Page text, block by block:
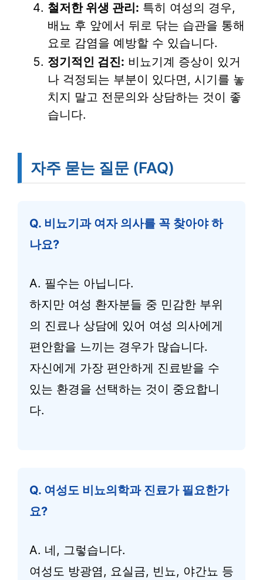
철저한 위생 관리: 특히 여성의 경우,
배뇨 후 앞에서 뒤로 닦는 습관을 통해
요로 감염을 예방할 수 있습니다.
정기적인 검진: 비뇨기계 증상이 있거
나 걱정되는 부분이 있다면, 시기를 놓
치지 말고 전문의와 상담하는 것이 좋
습니다.
자주 묻는 질문 (FAQ)
Q. 비뇨기과 여자 의사를 꼭 찾아야 하
나요?
A. 필수는 아닙니다.
하지만 여성 환자분들 중 민감한 부위
의 진료나 상담에 있어 여성 의사에게
편안함을 느끼는 경우가 많습니다.
자신에게 가장 편안하게 진료받을 수
있는 환경을 선택하는 것이 중요합니
다.
Q. 여성도 비뇨의학과 진료가 필요한가
요?
A. 네, 그렇습니다.
여성도 방광염, 요실금, 빈뇨, 야간뇨 등